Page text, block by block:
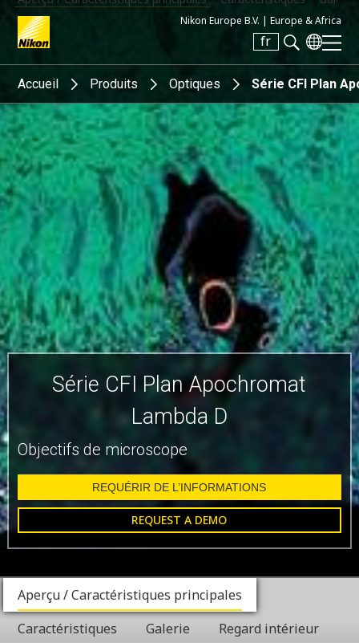
Nikon Europe B.V. | Europe & Africa
fr
Search keyword(s)
Accueil Produits Optiques Série CFI Plan
Série CFI Plan Apochromat
Lambda D
Objectifs de microscope
REQUÉRIR DE L’INFORMATIONS
REQUEST A DEMO
Aperçu / Caractéristiques principales
Caractéristiques
Galerie Regard intérieur